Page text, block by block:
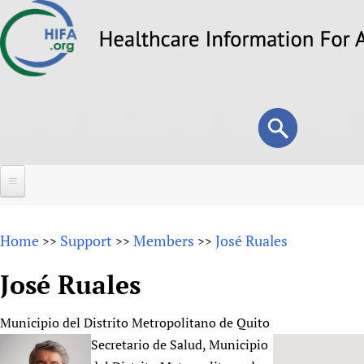
to
Search
form
Search
About
Overview
Why HIFA is needed
Vision and Strategy
Forums
HIFA (Healthcare Information For All)
How to use the HIFA forums
Projects
Home >> Support >> Members >> José Ruales
José Ruales
Municipio del Distrito Metropolitano de Quito
Secretario de Salud, Municipio